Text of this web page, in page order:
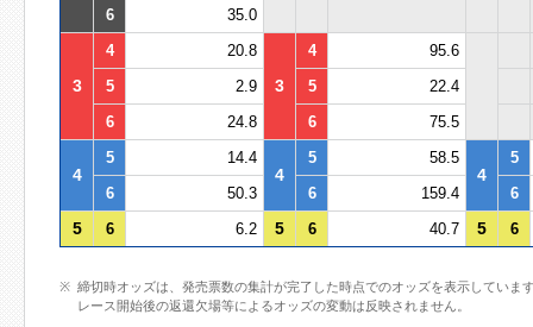
6
35.0
3
4 20.8
3
4
95.6
5
2.9 5
22.4
6
24.8 6 75.5
4
5 14.4
4
5 58.5
4
5
6
50.3 6 159.4 6
5 6 6.2 5 6 40.7 5 6
締切時オッズは、発売票数の集計が完了した時点でのオッズを表示していま
レース開始後の返還欠場等によるオッズの変動は反映されません。